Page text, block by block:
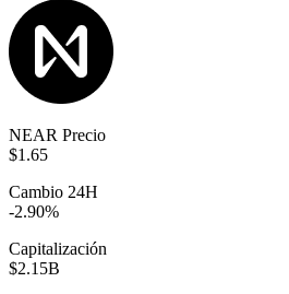
NEAR Precio
$1.65
Cambio 24H
-2.90%
Capitalización
$2.15B